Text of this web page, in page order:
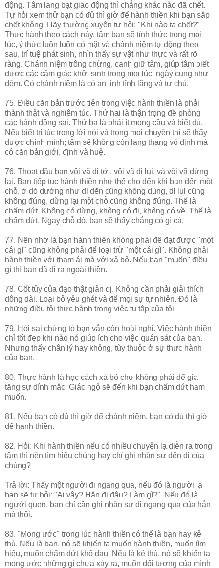
động. Tâm lang bạt giao động thì chẳng khác nào đã chết.
Tự hỏi xem thử bạn có đủ thì giờ để hành thiền khi bạn sắp
chết không. Hãy thường xuyên tự hỏi: "Khi nào ta chết?"
Thực hành theo cách này, tâm bạn sẽ tỉnh thức trong mọi
lúc, ý thức luôn luôn có mặt và chánh niệm tự động theo
sau, trí tuệ phát sinh, nhìn thấy sự vật như thực và rất rõ
ràng. Chánh niệm trông chừng, canh giữ tâm, giúp tâm biết
được các cảm giác khởi sinh trong mọi lúc, ngày cũng như
đêm. Có chánh niệm là có an tịnh tĩnh lặng và tự chủ.
75. Điều căn bản trước tiên trong việc hành thiền là phải
thành thật và nghiêm túc. Thứ hai là thận trọng đề phòng
các hành động sai. Thứ ba là phải ít mong cầu và biết đủ.
Nếu biết tri túc trong lời nói và trong mọi chuyện thì sẽ thấy
được chính mình; tâm sẽ không còn lang thang vô định mà
có căn bản giới, định và huệ.
76. Thoạt đầu bạn vội vã đi tới, vội vã đi lui, và vội vã dừng
lại. Bạn tiếp tục hành thiền như thế cho đến khi bạn đến một
chỗ, ở đó dường như đi đến cũng không đúng, đi lui cũng
không đúng, dừng lại một chỗ cũng không đúng. Thế là
chấm dứt. Không có dừng, không có đi, không có về. Thế là
chấm dứt. Ngay chỗ đó, bạn sẽ thấy chẳng có gì cả.
77. Nên nhớ là bạn hành thiền không phải để đạt được "một
cái gì" cũng không phải để loại trừ "một cái gì". Không phải
hành thiền với tham ái mà với xả bỏ. Nếu bạn "muốn" điều
gì thì bạn đã đi ra ngoài thiền.
78. Cốt tủy của đạo thật giản dị. Không cần phải giải thích
dông dài. Loại bỏ yêu ghét và để mọi sự tự nhiên. Đó là
những điều tôi thực hành trong việc tu tập của tôi.
79. Hỏi sai chứng tỏ bạn vẫn còn hoài nghi. Việc hành thiền
chỉ tốt đẹp khi nào nó giúp ích cho việc quán sát của bạn.
Nhưng thấy chân lý hay không, tùy thuộc ở sự thực hành
của bạn.
80. Thực hành là học cách xả bỏ chứ không phải để gia
tăng sự dính mắc. Giác ngộ sẽ đến khi bạn chấm dứt ham
muốn.
81. Nếu bạn có đủ thì giờ để chánh niệm, bạn có đủ thì giờ
để hành thiền.
82. Hỏi: Khi hành thiền nếu có nhiều chuyện lạ diễn ra trong
tâm thì nên tìm hiểu chúng hay chỉ ghi nhận sự đến đi của
chúng?
Trả lời: Thấy một người đi ngang qua, nếu đó là người lạ
bạn sẽ tự hỏi: "Ai vậy? Hắn đi đâu? Làm gì?". Nếu đó là
người quen, bạn chỉ cần ghi nhận sự đi ngang qua của hắn
mà thôi.
83. "Mong ước" trong lúc hành thiền có thể là bạn hay kẻ
thù. Nếu là bạn, nó sẽ khiến ta muốn hành thiền, muốn tìm
hiểu, muốn chấm dứt khổ đau. Nếu là kẻ thù, nó sẽ khiến ta
mong ước những gì chưa xảy ra, muốn đối tượng của mình